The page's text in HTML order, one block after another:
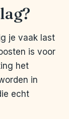
je vaak last
is voor
het
in
echt